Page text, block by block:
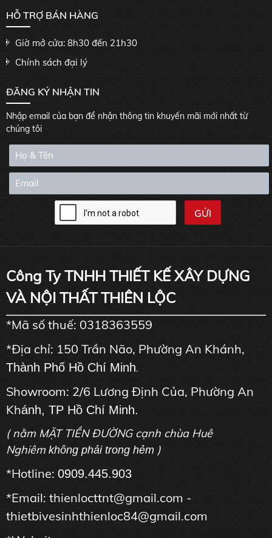
HỖ TRỢ BÁN HÀNG
Giờ mở cửa: 8h30 đến 21h30
Chính sách đại lý
ĐĂNG KÝ NHẬN TIN
Nhập email của bạn để nhận thông tin khuyến mãi mới nhất từ
chúng tôi
Công Ty TNHH THIẾT KẾ XÂY DỰNG
VÀ NỘI THẤT THIÊN LỘC
*Mã số thuế: 0318363559
*Địa chỉ: 150 Trần Não, Phường An Khánh,
Thành Phố Hồ Chí Minh.
Showroom: 2/6 Lương Định Của, Phường An
Khánh, TP Hồ Chí Minh.
( nằm MẶT TIỀN ĐƯỜNG cạnh chùa Huê
Nghiêm không phải trong hẻm )
*Hotline: 0909.445.903
*Email: thienlocttnt@gmail.com -
thietbivesinhthienloc84@gmail.com